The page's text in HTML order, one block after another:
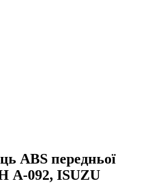
ABS передньої
А-092, ISUZU